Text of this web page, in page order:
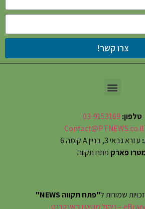
צרו קשר!
טלפון: 03-9153169
Contact@PTNEWS.co.il
עזרא גבאי 3, בניין A קומה 6
פארק פתח תקווה
שמורות ל"פתח תקווה NEWS"